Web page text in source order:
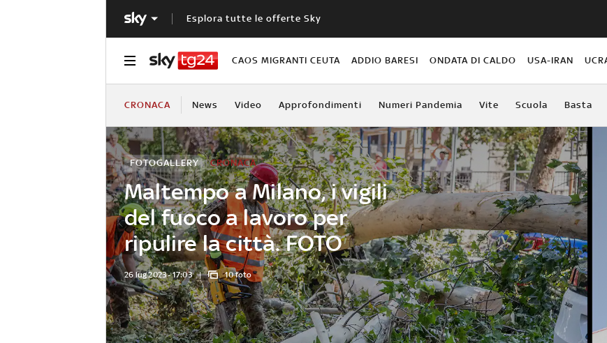
Esplora tutte le offerte Sky
CAOS MIGRANTI CEUTA ADDIO BARESI ONDATA DI CALDO USA-IRAN
CRONACA News Video Approfondimenti Numeri Pandemia Vite Scuola Basta
Maltempo a Milano, i vigili
del fuoco a lavoro per
ripulire la città. FOTO
CRONACA
FOTOGALLERY
26 lug 2023 - 17:03 10 foto